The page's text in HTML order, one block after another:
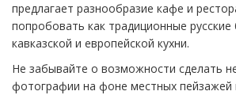
предлагает разнообразие кафе и
попробовать как традиционные
кавказской и европейской кухни.
Не забывайте о возможности сделать
фотографии на фоне местных пейзажей